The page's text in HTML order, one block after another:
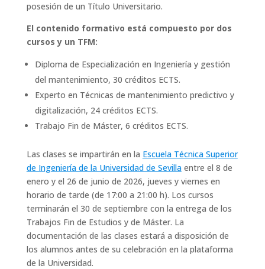
posesión de un Título Universitario.
El contenido formativo está compuesto por dos
cursos y un TFM:
Diploma de Especialización en Ingeniería y gestión
del mantenimiento, 30 créditos ECTS.
Experto en Técnicas de mantenimiento predictivo y
digitalización, 24 créditos ECTS.
Trabajo Fin de Máster, 6 créditos ECTS.
Las clases se impartirán en la Escuela Técnica Superior
de Ingeniería de la Universidad de Sevillaentre el 8 de
enero y el 26 de junio de 2026, jueves y viernes en
horario de tarde (de 17:00 a 21:00 h). Los cursos
terminarán el 30 de septiembre con la entrega de los
Trabajos Fin de Estudios y de Máster. La
documentación de las clases estará a disposición de
los alumnos antes de su celebración en la plataforma
de la Universidad.